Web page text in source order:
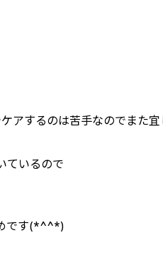
アするのは苦手なのでまた宜
ているので
です(*^^*)